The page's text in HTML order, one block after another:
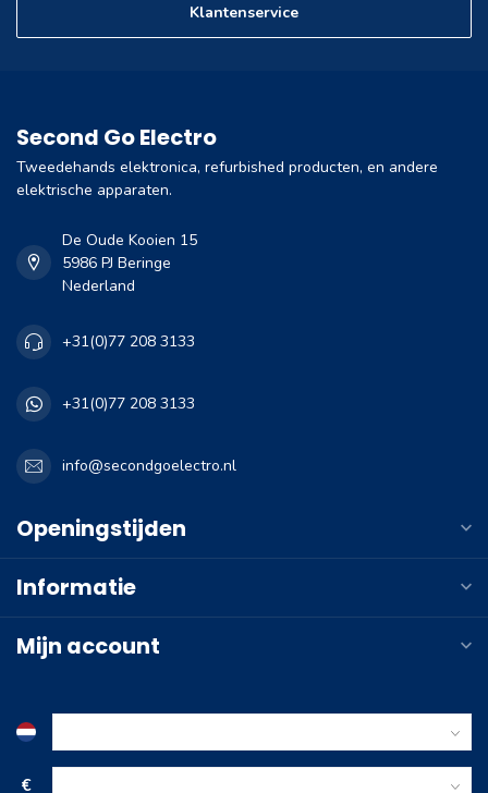
Klantenservice
Second Go Electro
Tweedehands elektronica, refurbished producten, en andere
elektrische apparaten.
De Oude Kooien 15
5986 PJ Beringe
Nederland
+31(0)77 208 3133
+31(0)77 208 3133
info@secondgoelectro.nl
Openingstijden
Informatie
Mijn account
€